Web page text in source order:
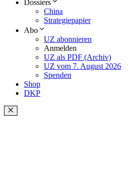
Dossiers
China
Strategiepapier
Abo
UZ abonnieren
Anmelden
UZ als PDF (Archiv)
UZ vom 7. August 2026
Spenden
Shop
DKP
Schließen